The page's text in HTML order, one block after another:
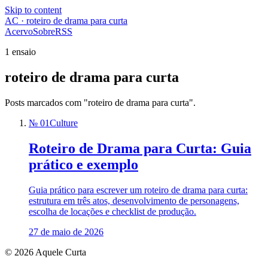
Skip to content
AC · roteiro de drama para curta
AcervoSobreRSS
1 ensaio
roteiro de drama para curta
Posts marcados com "roteiro de drama para curta".
№ 01Culture
Roteiro de Drama para Curta: Guia
prático e exemplo
Guia prático para escrever um roteiro de drama para curta:
estrutura em três atos, desenvolvimento de personagens,
escolha de locações e checklist de produção.
27 de maio de 2026
© 2026 Aquele Curta